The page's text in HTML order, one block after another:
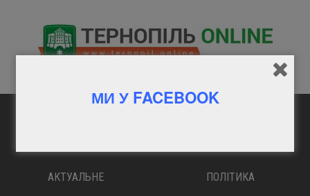
АКТУАЛЬНЕ ПОЛІТИКА
МИ У FACEBOOK